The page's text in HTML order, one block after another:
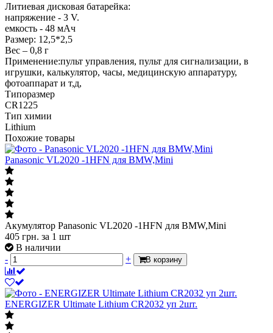
Литиевая дисковая батарейка:
напряжение - 3 V.
емкость - 48 мАч
Размер: 12,5*2,5
Вес – 0,8 г
Применение:пульт управления, пульт для сигнализации, в
игрушки, калькулятор, часы, медицинскую аппаратуру,
фотоаппарат и т,д,
Типоразмер
CR1225
Тип химии
Lithium
Похожие товары
Panasonic VL2020 -1HFN для BMW,Mini
Акумулятор Panasonic VL2020 -1HFN для BMW,Mini
405 грн. за 1 шт
В наличии
-
+ В корзину
ENERGIZER Ultimate Lithium CR2032 уп 2шт.